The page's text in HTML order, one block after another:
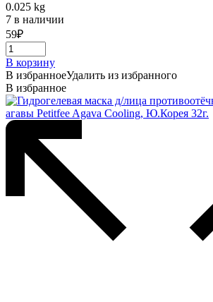
0.025 kg
7 в наличии
59₽
В корзину
В избранноеУдалить из избранного
В избранное